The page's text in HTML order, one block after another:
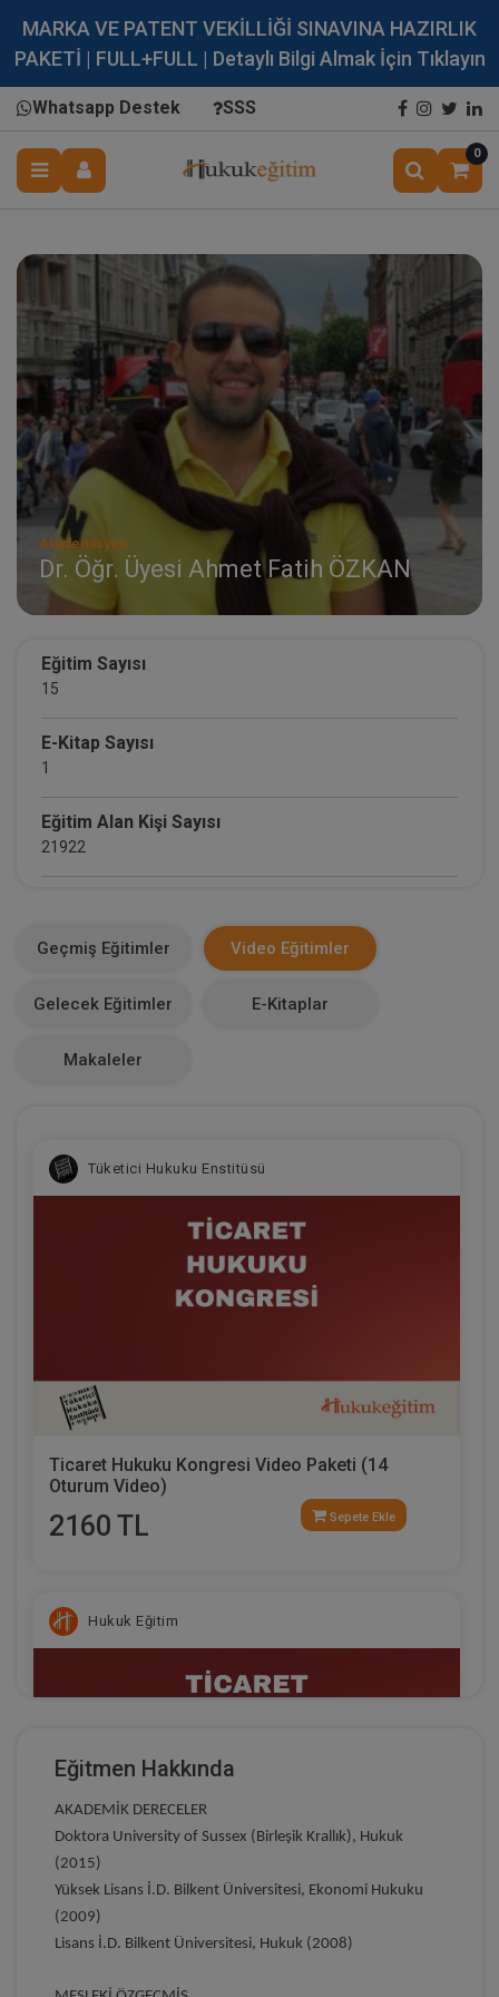
MARKA VE PATENT VEKİLLİĞİ SINAVINA HAZIRLIK
PAKETİ | FULL+FULL | Detaylı Bilgi Almak İçin Tıklayın
Whatsapp Destek SSS
0
Akademisyen
Dr. Öğr. Üyesi Ahmet Fatih ÖZKAN
Eğitim Sayısı
15
E-Kitap Sayısı
1
Eğitim Alan Kişi Sayısı
21922
0
Geçmiş Eğitimler Video Eğitimler
Gelecek Eğitimler E-Kitaplar
Makaleler
Tüketici Hukuku Enstitüsü
Ticaret Hukuku Kongresi Video Paketi (14
Oturum Video)
2160 TL Sepete Ekle
Hukuk Eğitim
Ticaret Hukuku Kongresi - V. Oturum: TTK ve
HMK ARASINDAKİ HUKUKİ İLİŞKİ Video Kaydı
360 TL
Eğitmen Hakkında
AKADEMİK DERECELER
Doktora University of Sussex (Birleşik Krallık), Hukuk
(2015)
Yüksek Lisans İ.D. Bilkent Üniversitesi, Ekonomi Hukuku
(2009)
Lisans İ.D. Bilkent Üniversitesi, Hukuk (2008)